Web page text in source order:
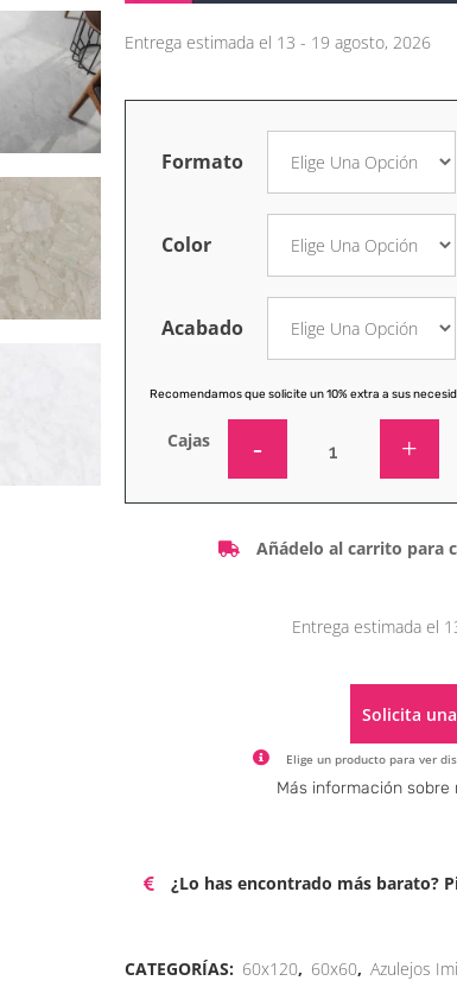
Entrega estimada el 13 - 19 agosto, 2026
Formato
Color
Acabado
Recomendamos que solicite un 10% extra a sus
Cajas
Añádelo al carrito para
Entrega estimada el
Solicita
Elige un producto para ver
Más información
¿Lo has encontrado más barato?
CATEGORÍAS: 60x120, 60x60, Azulejos